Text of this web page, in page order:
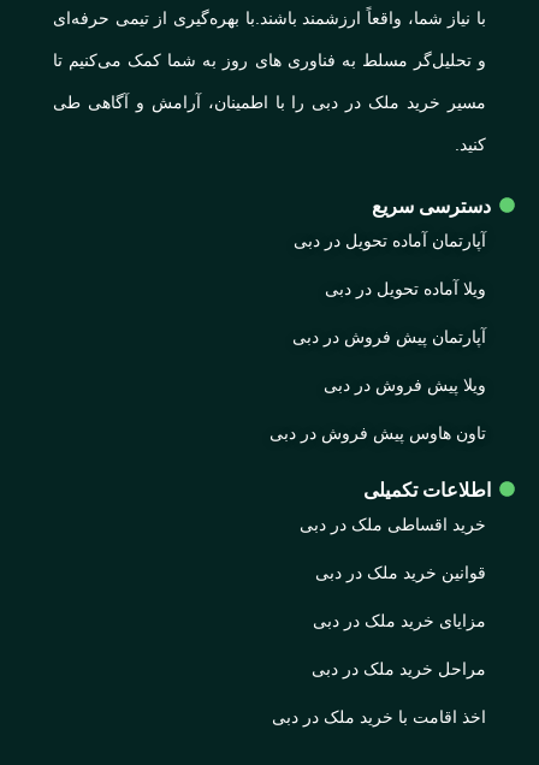
با نیاز شما، واقعاً ارزشمند باشند.با بهره‌گیری از تیمی حرفه‌ای
و تحلیل‌گر مسلط به فناوری های روز به شما کمک می‌کنیم تا
مسیر خرید ملک در دبی را با اطمینان، آرامش و آگاهی طی
کنید.
دسترسی سریع
آپارتمان آماده تحویل در دبی
ویلا آماده تحویل در دبی
آپارتمان پیش فروش در دبی
ویلا پیش فروش در دبی
تاون هاوس پیش فروش در دبی
اطلاعات تکمیلی
خرید اقساطی ملک در دبی
قوانین خرید ملک در دبی
مزایای خرید ملک در دبی
مراحل خرید ملک در دبی
اخذ اقامت با خرید ملک در دبی